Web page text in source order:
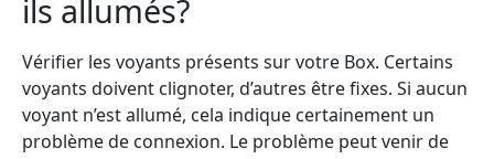
ils allumés?
Vérifier les voyants présents sur votre Box. Certains
voyants doivent clignoter, d’autres être fixes. Si aucun
voyant n’est allumé, cela indique certainement un
problème de connexion. Le problème peut venir de